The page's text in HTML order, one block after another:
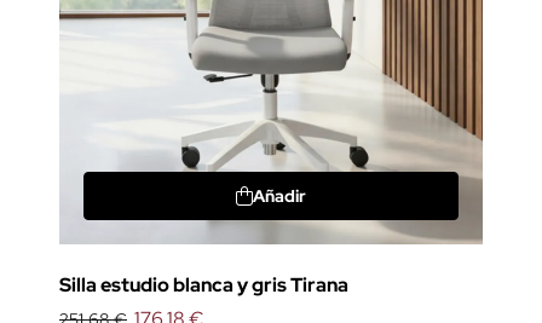
Añadir
Silla estudio blanca y gris Tirana